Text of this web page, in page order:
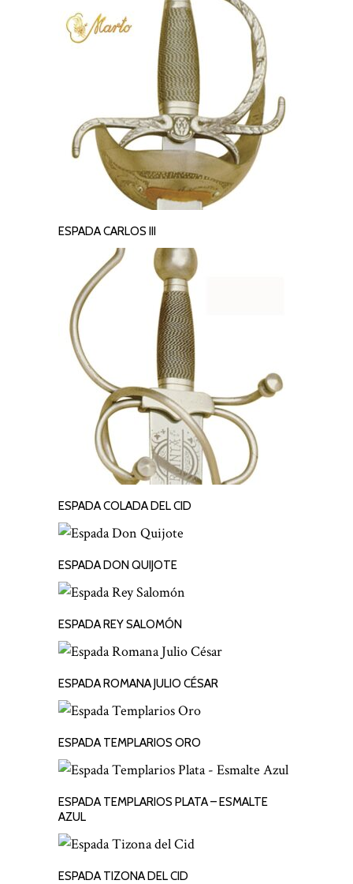
LEER MÁS
ESPADA CARLOS III
LEER MÁS
ESPADA COLADA DEL CID
LEER MÁS
ESPADA DON QUIJOTE
LEER MÁS
ESPADA REY SALOMÓN
LEER MÁS
ESPADA ROMANA JULIO CÉSAR
LEER MÁS
ESPADA TEMPLARIOS ORO
LEER MÁS
ESPADA TEMPLARIOS PLATA – ESMALTE
AZUL
LEER MÁS
ESPADA TIZONA DEL CID